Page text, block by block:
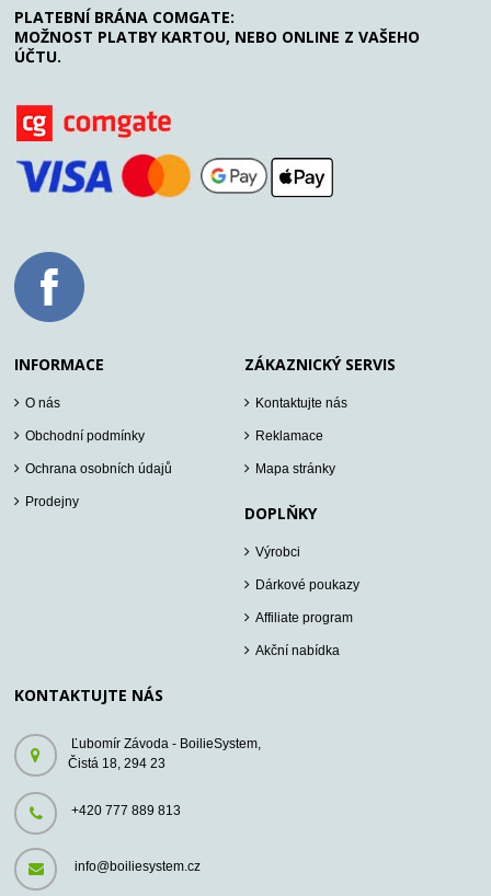
PLATEBNÍ BRÁNA COMGATE:
MOŽNOST PLATBY KARTOU, NEBO ONLINE Z VAŠEHO
ÚČTU.
INFORMACE
O nás
Obchodní podmínky
Ochrana osobních údajů
Prodejny
ZÁKAZNICKÝ SERVIS
Kontaktujte nás
Reklamace
Mapa stránky
DOPLŇKY
Výrobci
Dárkové poukazy
Affiliate program
Akční nabídka
KONTAKTUJTE NÁS
Ľubomír Závoda - BoilieSystem,
Čistá 18, 294 23
+420 777 889 813
info@boiliesystem.cz